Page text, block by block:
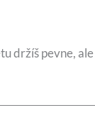
držíš pevne,